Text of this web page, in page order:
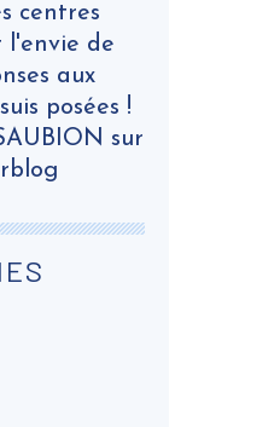
centres
l'envie de
aux
posées !
sur